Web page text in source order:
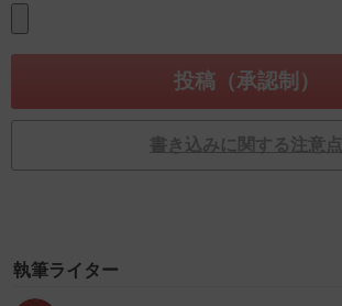
書き込みに関する注意点
執筆ライター